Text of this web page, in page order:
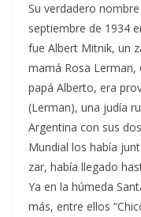
Su verdadero
septiembre de 1934
fue Albert Mitnik, un
mamá Rosa Lerman,
papá Alberto, era
(Lerman), una judía
Argentina con sus
Mundial los había
zar, había llegado
Ya en la húmeda
más, entre ellos